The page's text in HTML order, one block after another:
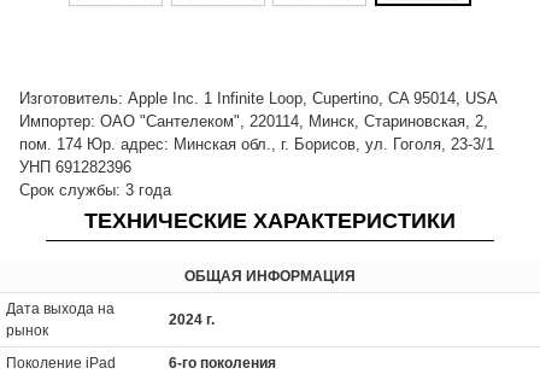
Изготовитель: Apple Inc. 1 Infinite Loop, Cupertino, CA 95014, USA
Импортер: ОАО "Сантелеком", 220114, Минск, Стариновская, 2,
пом. 174 Юр. адрес: Минская обл., г. Борисов, ул. Гоголя, 23-3/1
УНП 691282396
Срок службы: 3 года
ТЕХНИЧЕСКИЕ ХАРАКТЕРИСТИКИ
ОБЩАЯ ИНФОРМАЦИЯ
Дата выхода на
рынок
2024 г.
Поколение iPad
6-го поколения